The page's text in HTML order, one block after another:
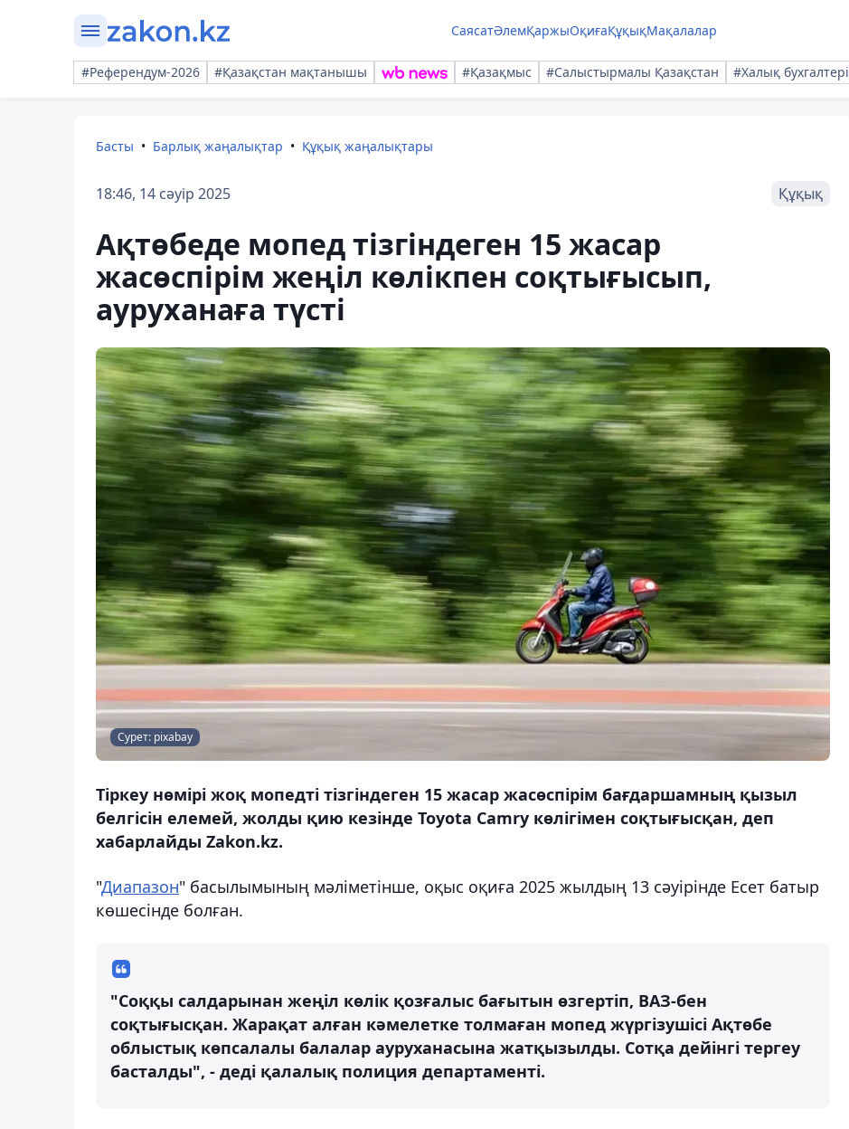
СаясатӘлемҚаржыОқиғаҚұқықМақалалар
#Референдум-2026 #Қазақстан мақтанышы #Қазақмыс #Салыстырмалы Қазақстан #Халық бухгалтері
Басты Барлық жаңалықтар Құқық жаңалықтары
18:46, 14 сәуір 2025 Құқық
Ақтөбеде мопед тізгіндеген 15 жасар
жасөспірім жеңіл көлікпен соқтығысып,
ауруханаға түсті
Сурет: pixabay
Тіркеу нөмірі жоқ мопедті тізгіндеген 15 жасар жасөспірім бағдаршамның қызыл
белгісін елемей, жолды қию кезінде Toyota Camry көлігімен соқтығысқан, деп
хабарлайды Zakon.kz.
"Диапазон" басылымының мәліметінше, оқыс оқиға 2025 жылдың 13 сәуірінде Есет батыр
көшесінде болған.
"Соққы салдарынан жеңіл көлік қозғалыс бағытын өзгертіп, ВАЗ-бен
соқтығысқан. Жарақат алған кәмелетке толмаған мопед жүргізушісі Ақтөбе
облыстық көпсалалы балалар ауруханасына жатқызылды. Сотқа дейінгі тергеу
басталды", - деді қалалық полиция департаменті.